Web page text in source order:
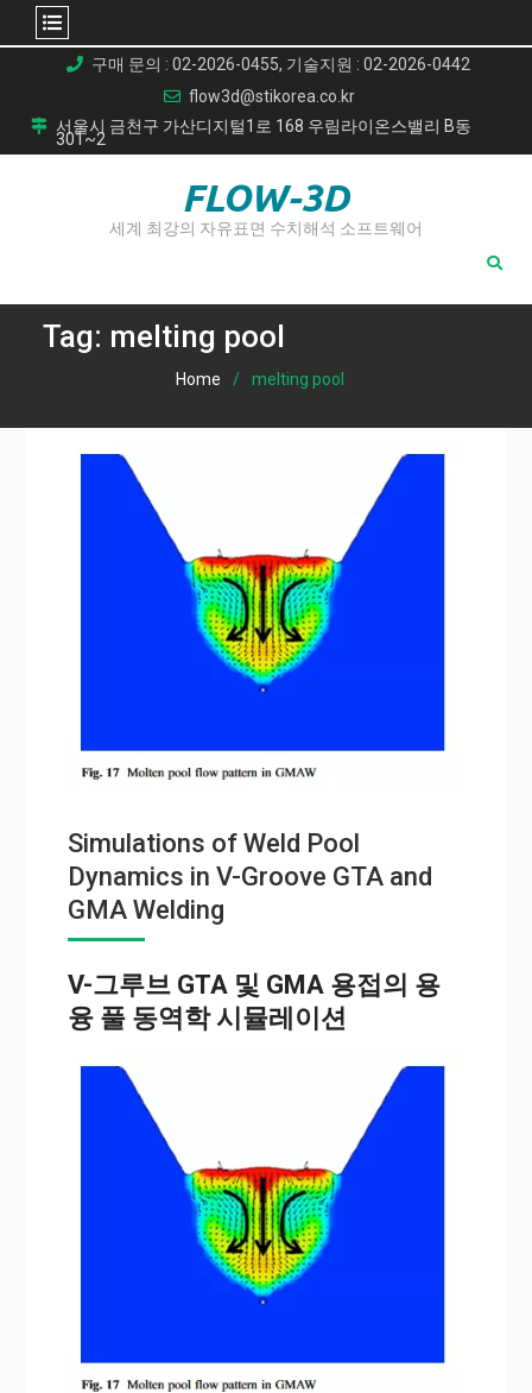
content
구매 문의 : 02-2026-0455, 기술지원 : 02-2026-0442
flow3d@stikorea.co.kr
서울시 금천구 가산디지털1로 168 우림라이온스밸리 B동
301~2
FLOW-3D
세계 최강의 자유표면 수치해석 소프트웨어
Tag: melting pool
Home melting pool
Simulations of Weld Pool
Dynamics in V-Groove GTA and
GMA Welding
V-그루브 GTA 및 GMA 용접의 용
융 풀 동역학 시뮬레이션